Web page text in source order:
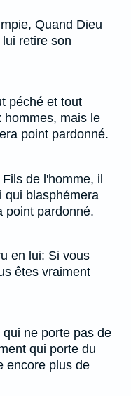
Quand Dieu
retire son
péché et tout
hommes, mais le
point pardonné.
de l'homme, il
qui blasphémera
point pardonné.
en lui: Si vous
êtes vraiment
ne porte pas de
qui porte du
encore plus de